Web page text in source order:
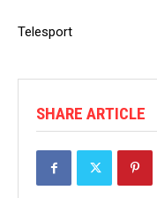
Telesport
SHARE ARTICLE